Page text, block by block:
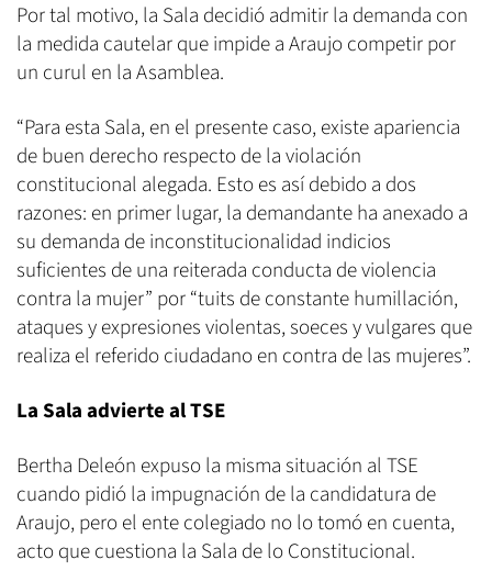
Por tal motivo, la Sala decidió admitir la demanda con
la medida cautelar que impide a Araujo competir por
un curul en la Asamblea.
“Para esta Sala, en el presente caso, existe apariencia
de buen derecho respecto de la violación
constitucional alegada. Esto es así debido a dos
razones: en primer lugar, la demandante ha anexado a
su demanda de inconstitucionalidad indicios
suficientes de una reiterada conducta de violencia
contra la mujer” por “tuits de constante humillación,
ataques y expresiones violentas, soeces y vulgares que
realiza el referido ciudadano en contra de las mujeres”.
La Sala advierte al TSE
Bertha Deleón expuso la misma situación al TSE
cuando pidió la impugnación de la candidatura de
Araujo, pero el ente colegiado no lo tomó en cuenta,
acto que cuestiona la Sala de lo Constitucional.